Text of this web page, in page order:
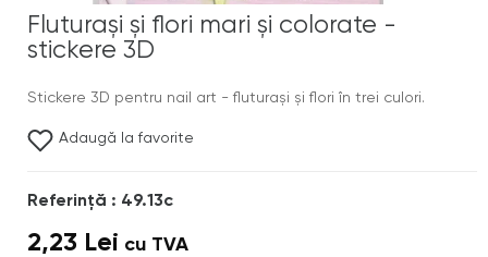
Fluturaşi şi flori mari şi colorate -
stickere 3D
Stickere 3D pentru nail art - fluturaşi şi flori în trei culori.
Adaugă la favorite
Referinţă : 49.13c
2,23 Lei cu TVA